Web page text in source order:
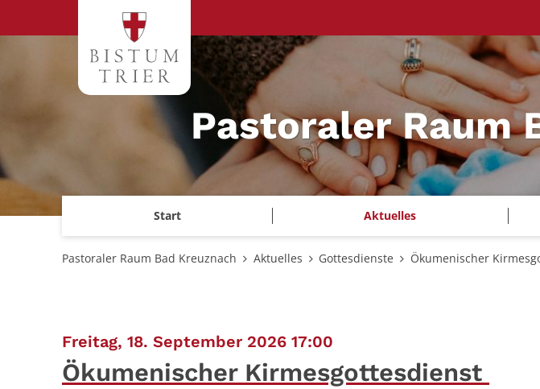
Pastoraler Raum
Start Aktuelles
Pastoraler Raum Bad Kreuznach Aktuelles Gottesdienste Ökumenischer
Freitag, 18. September 2026 17:00
Ökumenischer Kirmesgottesdienst